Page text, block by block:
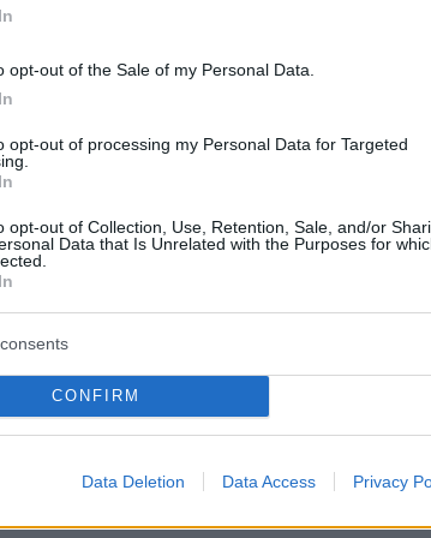
opt-out of the Sale of my Personal Data.
opt-out of processing my Personal Data for Targeted
opt-out of Collection, Use, Retention, Sale, and/or
Data that Is Unrelated with the Purposes for
CONFIRM
Data Deletion Data Access Privacy
κερδίσω. Με ήθελαν και μου το
από την πρώτη στιγμή και θα
Δεν έχω ζήσει κάτι τέτοιο.
πατήσω παρκέ και να
με τον Γκραντ: